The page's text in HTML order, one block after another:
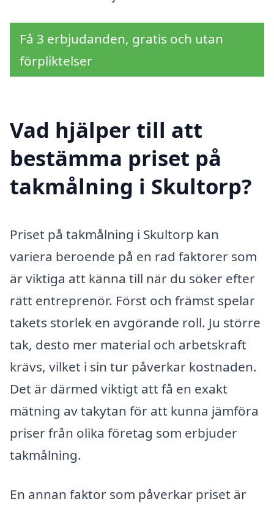
Få 3 erbjudanden, gratis och utan
förpliktelser
Vad hjälper till att
bestämma priset på
takmålning i Skultorp?
Priset på takmålning i Skultorp kan
variera beroende på en rad faktorer som
är viktiga att känna till när du söker efter
rätt entreprenör. Först och främst spelar
takets storlek en avgörande roll. Ju större
tak, desto mer material och arbetskraft
krävs, vilket i sin tur påverkar kostnaden.
Det är därmed viktigt att få en exakt
mätning av takytan för att kunna jämföra
priser från olika företag som erbjuder
takmålning.
En annan faktor som påverkar priset är